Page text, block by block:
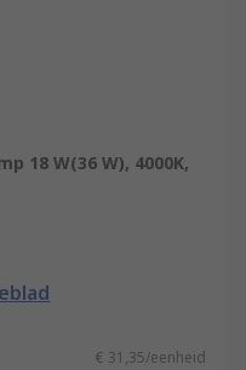
18 W(36 W), 4000K,
€ 31,35/eenheid